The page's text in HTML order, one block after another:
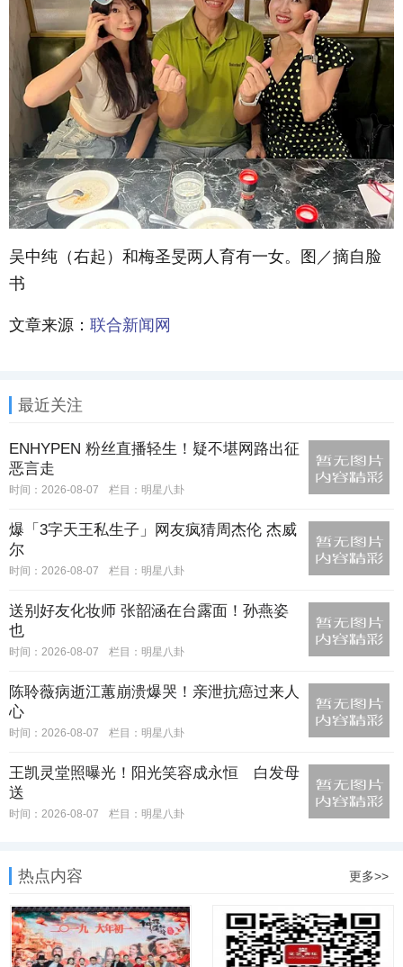
吴中纯（右起）和梅圣旻两人育有一女。图／摘自脸
书
文章来源： 联合新闻网
最近关注
ENHYPEN 粉丝直播轻生！疑不堪网路出征
恶言走
时间：2026-08-07 栏目： 明星八卦
爆「3字天王私生子」网友疯猜周杰伦 杰威
尔
时间：2026-08-07 栏目： 明星八卦
送别好友化妆师 张韶涵在台露面！孙燕姿
也
时间：2026-08-07 栏目： 明星八卦
陈聆薇病逝江蕙崩溃爆哭！亲泄抗癌过来人
心
时间：2026-08-07 栏目： 明星八卦
王凯灵堂照曝光！阳光笑容成永恒 白发母
送
时间：2026-08-07 栏目： 明星八卦
热点内容 更多>>